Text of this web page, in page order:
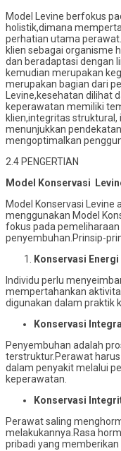
Model Levine berfokus
holistik,dimana
perhatian utama
klien sebagai organisme
dan beradaptasi dengan
kemudian merupakan
merupakan bagian dari
Levine,kesehatan dilihat
keperawatan memiliki
klien,integritas
menunjukkan
mengoptimalkan
2.4 PENGERTIAN
Model Konservasi
Model Konservasi
menggunakan Model
fokus pada
penyembuhan.Prinsip-
Konservasi Energi
Individu perlu
mempertahankan
digunakan dalam praktik
Konservasi
Penyembuhan adalah
terstruktur.Perawat
dalam penyakit melalui
keperawatan.
Konservasi
Perawat saling
melakukannya.Rasa
pribadi yang